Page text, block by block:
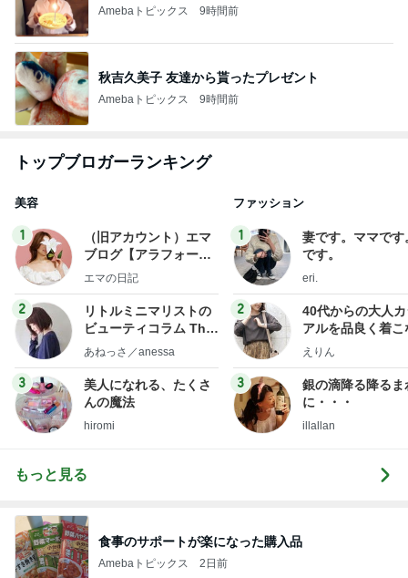
Amebaトピックス 9時間前
秋吉久美子 友達から貰ったプレゼント
Amebaトピックス 9時間前
トップブロガーランキング
美容
1
（旧アカウント）エマ
ブログ【アラフォー会
社売却セカンドライ
エマの日記
2
リトルミニマリストの
ビューティコラム The
little minimalist's bea
あねっさ／anessa
3
美人になれる、たくさ
んの魔法
hiromi
ファッション
1
妻です。ママです
です。
eri.
2
40代からの大人
アルを品良く着こ
ファッションブロ
えりん
3
銀の滴降る降るま
に・・・
illallan
もっと見る
食事のサポートが楽になった購入品
Amebaトピックス 2日前